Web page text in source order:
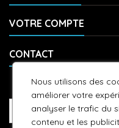
VOTRE COMPTE
CONTACT
LETTRE
Nous utilisons des
améliorer votre
analyser le trafic du
contenu et les